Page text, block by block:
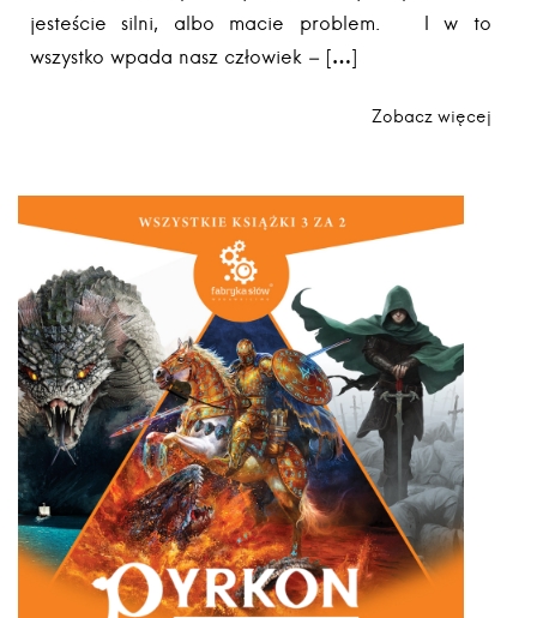
jesteście silni, albo macie problem. I w to
wszystko wpada nasz człowiek – […]
Zobacz więcej